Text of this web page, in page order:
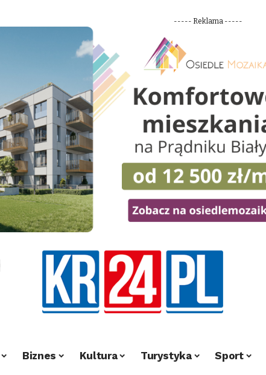
----- Reklama -----
Biznes Kultura Turystyka Sport